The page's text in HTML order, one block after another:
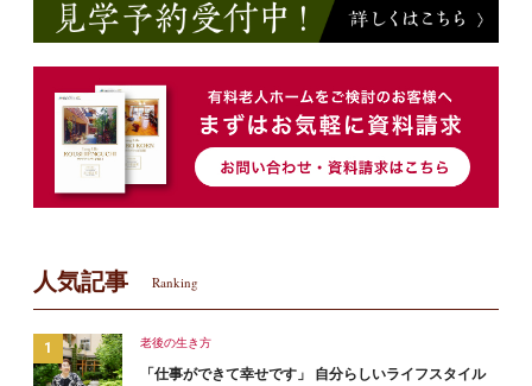
人気記事 Ranking
老後の生き方
「仕事ができて幸せです」 自分らしいライフスタイル